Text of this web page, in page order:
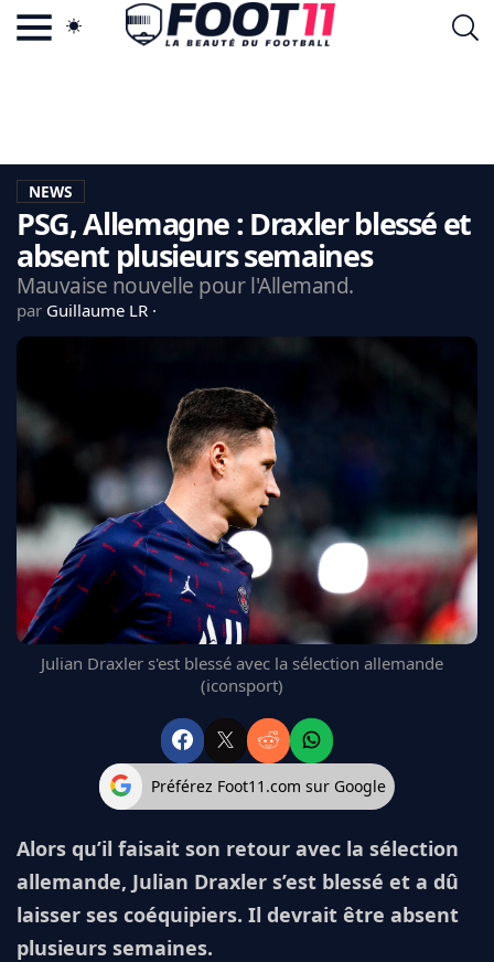
LA CHARTE
VIE PRIVÉE
CGU
CONTACTEZ-NOUS
EDF
PSG
REAL MADRID
FC BARCELONE
MANCHESTER UNITED
CHELSEA
ARSENAL
BAYERN
L'AVIS DE LA RÉDAC'
NEWS
PSG, Allemagne : Draxler blessé et
absent plusieurs semaines
Mauvaise nouvelle pour l'Allemand.
par Guillaume LR
Julian Draxler s'est blessé avec la sélection allemande
(iconsport)
Préférez Foot11.com sur Google
Alors qu’il faisait son retour avec la sélection
allemande, Julian Draxler s’est blessé et a dû
laisser ses coéquipiers. Il devrait être absent
plusieurs semaines.